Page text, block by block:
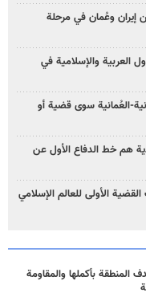
إيران وعُمان في مرحلة
العربية والإسلامية في
العُمانية سوى قضية أو
هم خط الدفاع الأول عن
الأولى للعالم الإسلامي
بأكملها والمقاومة